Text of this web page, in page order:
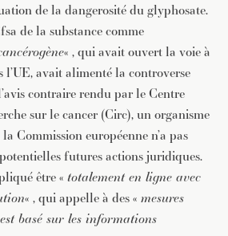
de la dangerosité du glyphosate.
de la substance comme
« , qui avait ouvert la voie à
l’UE, avait alimenté la controverse
contraire rendu par le Centre
sur le cancer (Circ), un organisme
Commission européenne n’a pas
futures actions juridiques.
être « totalement en ligne avec
« , qui appelle à des « mesures
est basé sur les informations